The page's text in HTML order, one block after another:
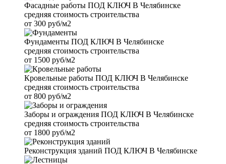
Фасадные работы ПОД КЛЮЧ В Челябинске
средняя стоимость строительства
от 300 руб/м2
Фундаменты ПОД КЛЮЧ В Челябинске
средняя стоимость строительства
от 1500 руб/м2
Кровельные работы ПОД КЛЮЧ В Челябинске
средняя стоимость строительства
от 800 руб/м2
Заборы и ограждения ПОД КЛЮЧ В Челябинске
средняя стоимость строительства
от 1800 руб/м2
Реконструкция зданий ПОД КЛЮЧ В Челябинске